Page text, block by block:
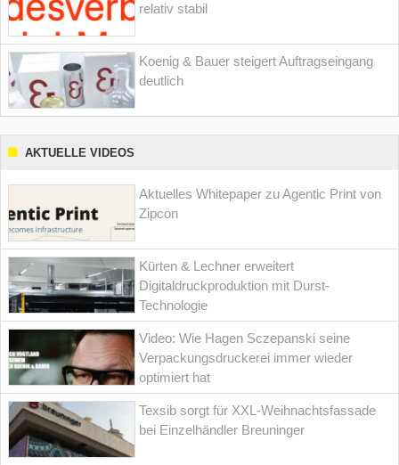
relativ stabil
Koenig & Bauer steigert Auftragseingang
deutlich
AKTUELLE VIDEOS
Aktuelles Whitepaper zu Agentic Print von
Zipcon
Kürten & Lechner erweitert
Digitaldruckproduktion mit Durst-
Technologie
Video: Wie Hagen Sczepanski seine
Verpackungsdruckerei immer wieder
optimiert hat
Texsib sorgt für XXL-Weihnachtsfassade
bei Einzelhändler Breuninger